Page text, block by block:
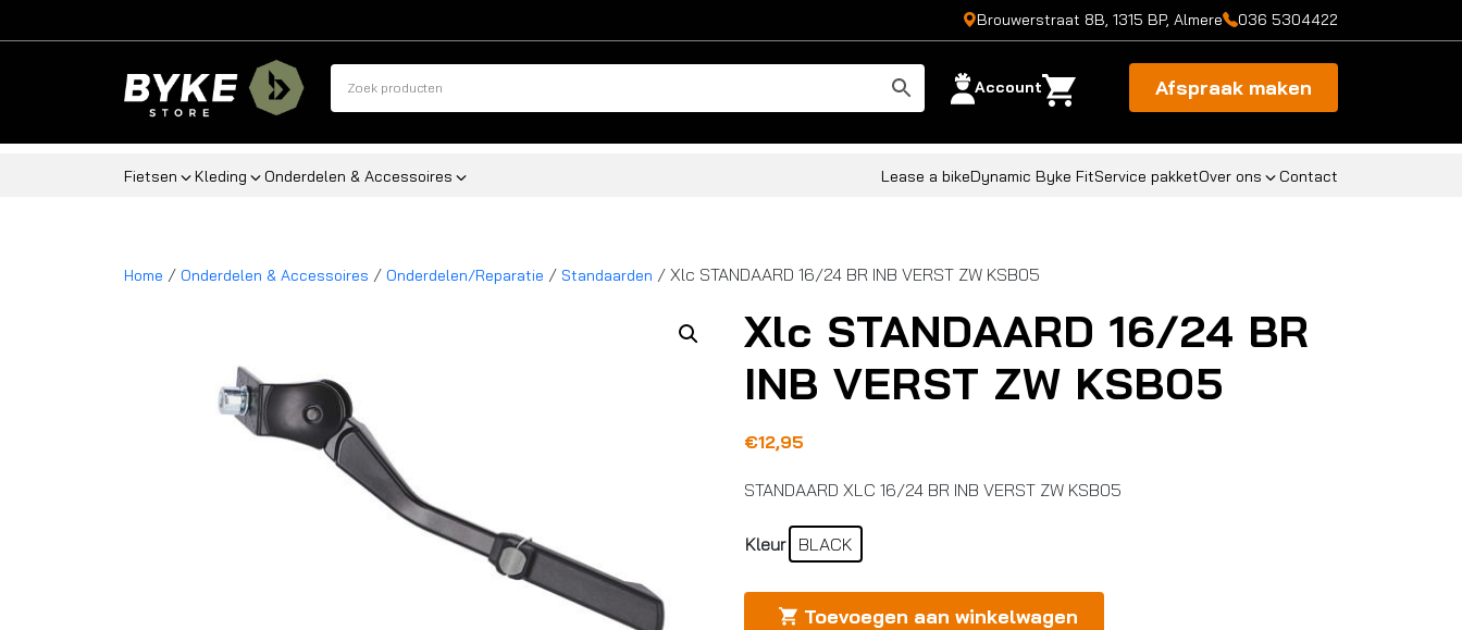
Brouwerstraat 8B, 1315 BP, Almere 036 5304422
Account Afspraak maken
Fietsen Kleding Onderdelen & Accessoires Lease a bikeDynamic Byke FitService pakketOver ons Contact
Home / Onderdelen & Accessoires / Onderdelen/Reparatie / Standaarden / Xlc STANDAARD 16/24 BR INB VERST ZW KSB05
Xlc STANDAARD 16/24 BR
INB VERST ZW KSB05
€12,95
STANDAARD XLC 16/24 BR INB VERST ZW KSB05
Kleur BLACK
Toevoegen aan winkelwagen